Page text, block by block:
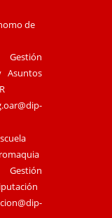
de
Asuntos